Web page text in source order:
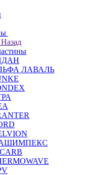
Назад
ЛАВАЛЬ